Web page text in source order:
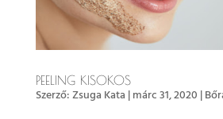
PEELING KISOKOS
Szerző:Zsuga Kata |márc 31, 2020 |